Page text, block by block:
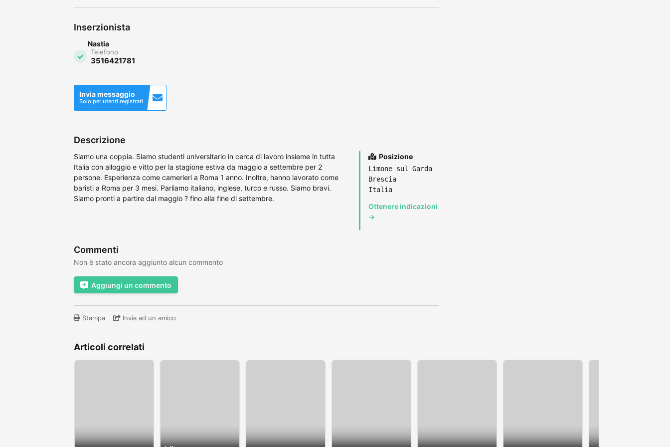
Inserzionista
Nastia
Telefono
3516421781
Invia messaggio
Solo per utenti registrati
Descrizione
Siamo una coppia. Siamo studenti universitario in cerca di lavoro insieme in tutta
Italia con alloggio e vitto per la stagione estiva da maggio a settembre per 2
persone. Esperienza come camerieri a Roma 1 anno. Inoltre, hanno lavorato come
baristi a Roma per 3 mesi. Parliamo italiano, inglese, turco e russo. Siamo bravi.
Siamo pronti a partire dal maggio ? fino alla fine di settembre.
Posizione
Limone sul Garda
Brescia
Italia
Ottenere indicazioni
→
Commenti
Non è stato ancora aggiunto alcun commento
Aggiungi un commento
Stampa Invia ad un amico
Articoli correlati